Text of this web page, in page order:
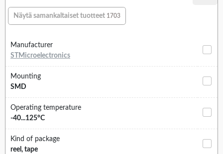
Näytä samankaltaiset tuotteet 1703
Manufacturer
STMicroelectronics
Mounting
SMD
Operating temperature
-40...125°C
Kind of package
reel, tape